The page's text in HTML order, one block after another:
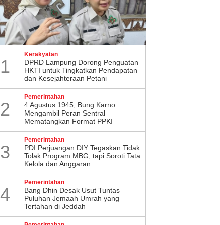
1
Kerakyatan
DPRD Lampung Dorong Penguatan
HKTI untuk Tingkatkan Pendapatan
dan Kesejahteraan Petani
2
Pemerintahan
4 Agustus 1945, Bung Karno
Mengambil Peran Sentral
Mematangkan Format PPKI
3
Pemerintahan
PDI Perjuangan DIY Tegaskan Tidak
Tolak Program MBG, tapi Soroti Tata
Kelola dan Anggaran
4
Pemerintahan
Bang Dhin Desak Usut Tuntas
Puluhan Jemaah Umrah yang
Tertahan di Jeddah